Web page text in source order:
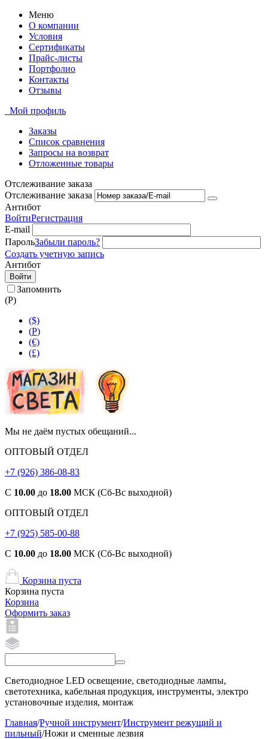
Меню
О компании
Условия
Сертификаты
Прайс-листы
Портфолио
Контакты
Отзывы
Мой профиль
Заказы
Список сравнения
Запросы на возврат
Отложенные товары
Отслеживание заказа
Отслеживание заказа
Антибот
ВойтиРегистрация
E-mail
ПарольЗабыли пароль?
Создать учетную запись
Антибот
Войти
Запомнить
(Р)
($)
(Р)
(€)
(£)
Мы не даём пустых обещаний...
ОПТОВЫЙ ОТДЕЛ
+7 (926) 386-08-83
С 10.00 до 18.00 МСК (Сб-Вс выходной)
ОПТОВЫЙ ОТДЕЛ
+7 (925) 585-00-88
С 10.00 до 18.00 МСК (Сб-Вс выходной)
Корзина пуста
Корзина пуста
Корзина
Оформить заказ
Светодиодное LED освещение, светодиодные лампы,
светотехника, кабельная продукция, инструменты, электро
установочные изделия, монтаж
Главная/Ручной инструмент/Инструмент режущий и
пильный/Ножи и сменные лезвия